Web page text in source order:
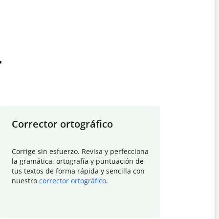
Corrector ortográfico
Corrige sin esfuerzo. Revisa y perfecciona
la gramática, ortografía y puntuación de
tus textos de forma rápida y sencilla con
nuestro corrector ortográfico.